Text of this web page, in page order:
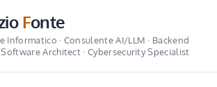
Fonte
Informatico · Consulente AI/LLM · Backend
Software Architect · Cybersecurity Specialist